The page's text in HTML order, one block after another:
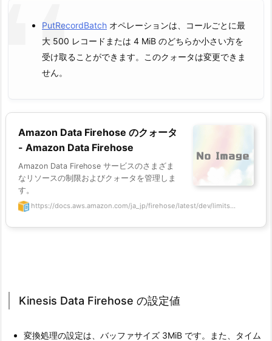
PutRecordBatch オペレーションは、コールごとに最
大 500 レコードまたは 4 MiB のどちらか小さい方を
受け取ることができます。このクォータは変更できま
せん。
Amazon Data Firehose のクォータ
- Amazon Data Firehose
Amazon Data Firehose サービスのさまざま
なリソースの制限およびクォータを管理しま
す。
https://docs.aws.amazon.com/ja_jp/firehose/latest/dev/limits...
Kinesis Data Firehose の設定値
変換処理の設定は、バッファサイズ 3MiB です。また、タイム